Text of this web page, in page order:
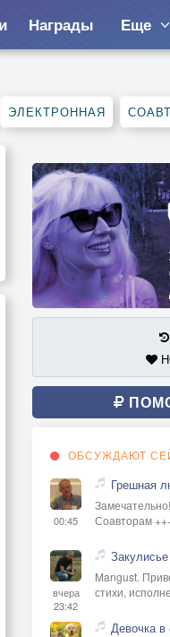
Награды Еще
ЭЛЕКТРОННАЯ
ОБСУЖДАЮТ
00:45
Грешная
Соавторам
вчера
23:42
Mangust.
стихи,
Девочка в